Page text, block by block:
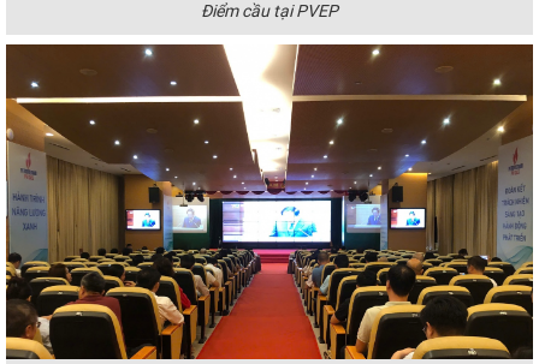
Điểm cầu tại PVEP